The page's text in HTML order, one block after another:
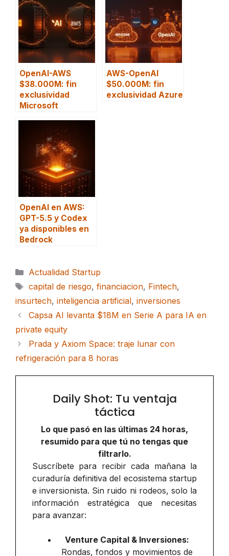
OpenAI-AWS
$38.000M: fin
exclusividad
Microsoft
AWS-OpenAI
$50.000M: fin
exclusividad Azure
OpenAI en AWS:
GPT-5.5 y Codex
ya disponibles en
Bedrock
Categorías
Actualidad Startup
Etiquetas
capital de riesgo, financiacion, Fintech,
insurtech, inteligencia artificial, inversiones
Capsa AI levanta $18M en Serie A para IA en
private equity
Prada y Axiom Space: traje lunar con
refrigeración para 8 horas
Daily Shot: Tu ventaja
táctica
Lo que pasó en las últimas 24 horas,
resumido para que tú no tengas que
filtrarlo.
Suscríbete para recibir cada mañana la
curaduría definitiva del ecosistema startup
e inversionista. Sin ruido ni rodeos, solo la
información estratégica que necesitas
para avanzar:
Venture Capital & Inversiones:
Rondas, fondos y movimientos de